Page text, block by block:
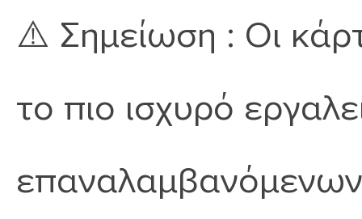
⚠️ Σημείωση : Οι
το πιο ισχυρό